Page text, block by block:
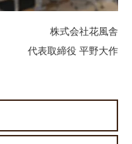
株式会社花風舎
代表取締役 平野大作